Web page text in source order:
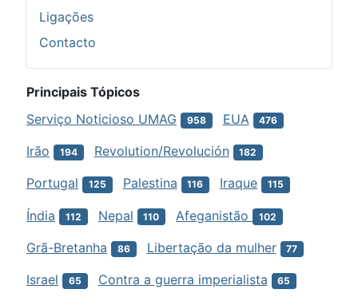
Ligações
Contacto
Principais Tópicos
Serviço Noticioso UMAG
958 EUA 476
Irão 194 Revolution/Revolución 182
Portugal 125 Palestina 116 Iraque 115
Índia 112 Nepal 110 Afeganistão 102
Grã-Bretanha 86 Libertação da mulher 77
Israel 65 Contra a guerra imperialista 65